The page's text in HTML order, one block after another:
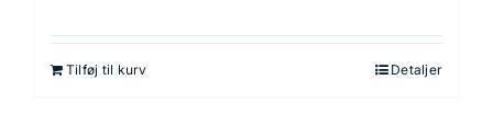
Tilføj til kurv Detaljer